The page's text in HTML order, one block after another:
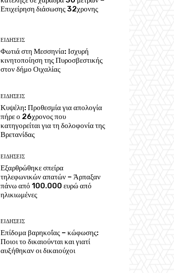
Επιχείρηση διάσωσης 32χρονης
ΕΙΔΗΣΕΙΣ
Φωτιά στη Μεσσηνία: Ισχυρή
κινητοποίηση της Πυροσβεστικής
στον δήμο Οιχαλίας
ΕΙΔΗΣΕΙΣ
Κυψέλη: Προθεσμία για απολογία
πήρε ο 26χρονος που
κατηγορείται για τη δολοφονία της
Βρετανίδας
ΕΙΔΗΣΕΙΣ
Εξαρθρώθηκε σπείρα
τηλεφωνικών απατών – Άρπαξαν
πάνω από 100.000 ευρώ από
ηλικιωμένες
ΕΙΔΗΣΕΙΣ
Επίδομα βαρηκοΐας – κώφωσης:
Ποιοι το δικαιούνται και γιατί
αυξήθηκαν οι δικαιούχοι